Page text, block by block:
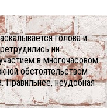
голова и
ни
в многочасовом
обстоятельством
Правильнее, неудобная